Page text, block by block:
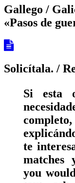
Gallego /
«Pasos de
Solicítala. /
Si esta
te
matches
you